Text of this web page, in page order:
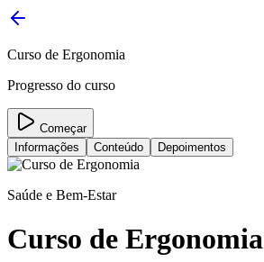
Curso de Ergonomia
Progresso do curso
Começar
Informações
Conteúdo Depoimentos
Saúde e Bem-Estar
Curso de Ergonomia